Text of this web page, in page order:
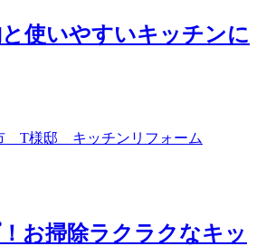
使いやすいキッチンに
お掃除ラクラクなキッ